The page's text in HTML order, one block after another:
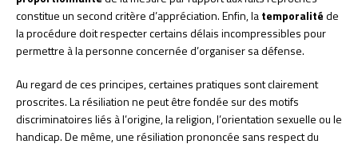
constitue un second critère d’appréciation. Enfin, latemporalitéde
la procédure doit respecter certains délais incompressibles pour
permettre à la personne concernée d’organiser sa défense.
Au regard de ces principes, certaines pratiques sont clairement
proscrites. La résiliation ne peut être fondée sur des motifs
discriminatoires liés à l’origine, la religion, l’orientation sexuelle ou le
handicap. De même, une résiliation prononcée sans respect du